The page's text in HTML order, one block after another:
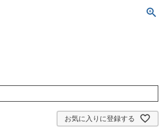
お気に入りに登録する